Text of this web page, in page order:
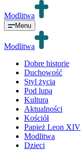
Modlitwa
Menu
Modlitwa
Dobre historie
Duchowość
Styl życia
Pod lupą
Kultura
Aktualności
Kościół
Papież Leon XIV
Modlitwa
Dzieci